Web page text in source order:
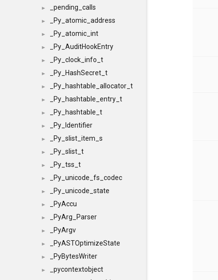
► _pending_calls
► _Py_atomic_address
► _Py_atomic_int
► _Py_AuditHookEntry
► _Py_clock_info_t
► _Py_HashSecret_t
► _Py_hashtable_allocator_t
► _Py_hashtable_entry_t
► _Py_hashtable_t
► _Py_Identifier
► _Py_slist_item_s
► _Py_slist_t
► _Py_tss_t
► _Py_unicode_fs_codec
► _Py_unicode_state
► _PyAccu
► _PyArg_Parser
► _PyArgv
► _PyASTOptimizeState
► _PyBytesWriter
►
_pycontextobject